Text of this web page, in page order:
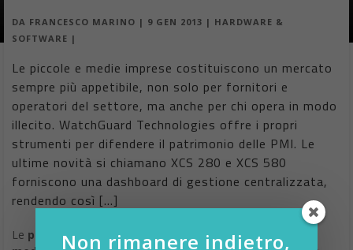
DA FRANCESCO MARINO | 9 GEN 2013 | HARDWARE &
SOFTWARE |
Le piccole e medie imprese costituiscono un mercato
sempre più appetibile, non solo per fornitori e
operatori del settore, ma anche per chi opera in modo
illecito. WatchGuard Technologies offre i propri
strumenti per difendere il patrimonio delle PMI. Le
ultime novità si chiamano XCS 280 e XCS 580
forniscono una dashboard di gestione centralizzata,
rendendo così […]
Le piccole eNon rimanere indietro,